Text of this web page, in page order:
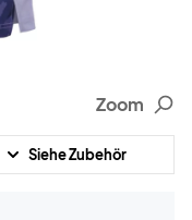
Zoom
Siehe Zubehör